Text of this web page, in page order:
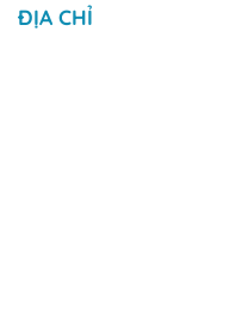
ĐỊA CHỈ